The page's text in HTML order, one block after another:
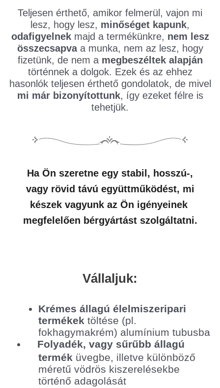
Teljesen érthető, amikor felmerül, vajon mi
lesz, hogy lesz, minőséget kapunk,
odafigyelnekmajd a termékünkre, nem lesz
összecsapvaa munka, nem az lesz, hogy
fizetünk, de nem a megbeszéltek alapján
történnek a dolgok. Ezek és az ehhez
hasonlók teljesen érthető gondolatok, de mivel
mi már bizonyítottunk, így ezeket félre is
tehetjük.
Ha Ön szeretne egy stabil, hosszú-,
vagy rövid távú együttműködést, mi
készek vagyunk az Ön igényeinek
megfelelően bérgyártást szolgáltatni.
Vállaljuk:
Krémes állagú élelmiszeripari
termékek töltése (pl.
fokhagymakrém) alumínium tubusba
Folyadék, vagy sűrűbb állagú
termék üvegbe, illetve különböző
méretű vödrös kiszerelésekbe
történő adagolását